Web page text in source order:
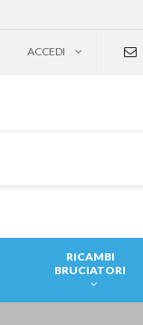
ACCEDI
RICAMBI
BRUCIATORI